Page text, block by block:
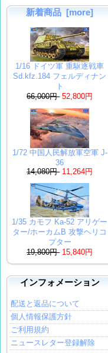
新着商品 [more]
1/16 ドイツ軍 重駆逐戦車
Sd.kfz.184 フェルディナン
ト
66,000円 52,800円
1/72 中国人民解放軍空軍 J-
36
14,080円 11,264円
1/35 カモフ Ka-52 アリゲー
ター/ホーカムB 攻撃ヘリコ
プター
19,800円 15,840円
インフォメーション
配送と返品について
個人情報保護方針
ご利用規約
ニュースレター登録解除